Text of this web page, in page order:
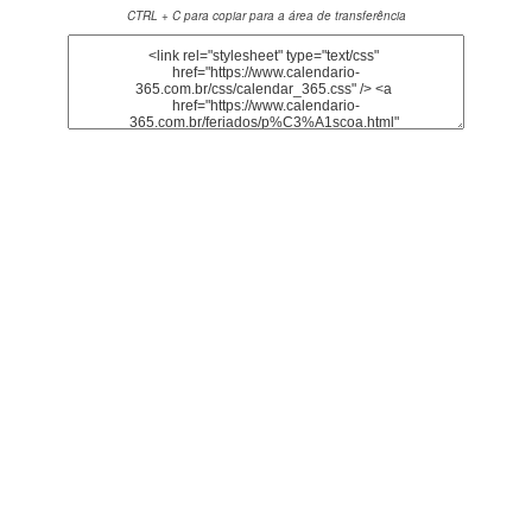
CTRL + C para copiar para a área de transferência